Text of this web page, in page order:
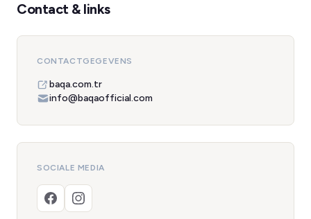
Contact & links
CONTACTGEGEVENS
baqa.com.tr
info@baqaofficial.com
SOCIALE MEDIA